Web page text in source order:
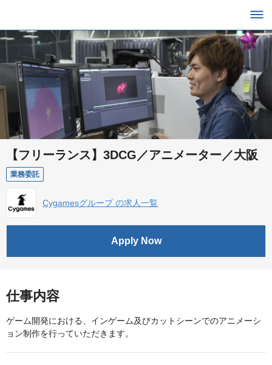
【フリーランス】3DCG／アニメーター／大阪
業務委託
Cygamesグループ の求人一覧
Apply Now
仕事内容
ゲーム開発における、インゲーム及びカットシーンでのアニメーシ
ョン制作を行っていただきます。